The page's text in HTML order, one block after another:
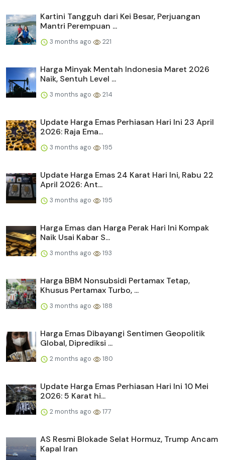
Kartini Tangguh dari Kei Besar, Perjuangan
Mantri Perempuan ...
3 months ago 221
Harga Minyak Mentah Indonesia Maret 2026
Naik, Sentuh Level ...
3 months ago 214
Update Harga Emas Perhiasan Hari Ini 23 April
2026: Raja Ema...
3 months ago 195
Update Harga Emas 24 Karat Hari Ini, Rabu 22
April 2026: Ant...
3 months ago 195
Harga Emas dan Harga Perak Hari Ini Kompak
Naik Usai Kabar S...
3 months ago 193
Harga BBM Nonsubsidi Pertamax Tetap,
Khusus Pertamax Turbo, ...
3 months ago 188
Harga Emas Dibayangi Sentimen Geopolitik
Global, Diprediksi ...
2 months ago 180
Update Harga Emas Perhiasan Hari Ini 10 Mei
2026: 5 Karat hi...
2 months ago 177
AS Resmi Blokade Selat Hormuz, Trump Ancam
Kapal Iran